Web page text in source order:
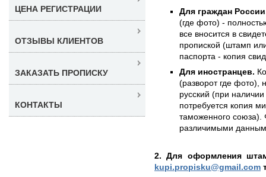
Для граждан
(где фото) -
все вносится в
пропиской (штамп
паспорта - копия
Для иностранцев.
(разворот где фото),
русский (при
потребуется копия
таможенного союза).
различимыми
2. Для оформления
kupi.propisku@gmail.com
ЦЕНА РЕГИСТРАЦИИ
ОТЗЫВЫ КЛИЕНТОВ
ЗАКАЗАТЬ ПРОПИСКУ
КОНТАКТЫ